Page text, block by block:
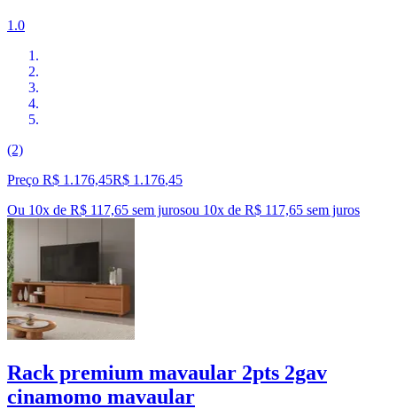
1.0
(2)
Preço R$ 1.176,45R$ 1.176,45
Ou 10x de R$ 117,65 sem jurosou 10x de R$ 117,65 sem juros
Rack premium mavaular 2pts 2gav
cinamomo mavaular